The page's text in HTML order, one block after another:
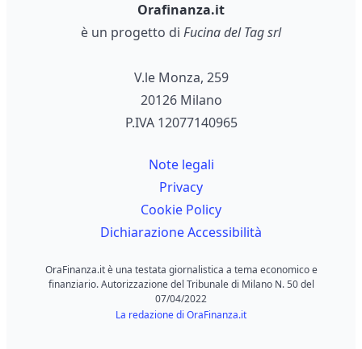
Orafinanza.it
è un progetto di Fucina del Tag srl
V.le Monza, 259
20126 Milano
P.IVA 12077140965
Note legali
Privacy
Cookie Policy
Dichiarazione Accessibilità
OraFinanza.it è una testata giornalistica a tema economico e
finanziario. Autorizzazione del Tribunale di Milano N. 50 del
07/04/2022
La redazione di OraFinanza.it